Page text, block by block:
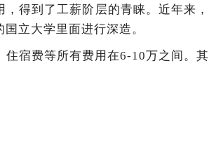
得到了工薪阶层的青睐。近年来，
立大学里面进行深造。
宿费等所有费用在6-10万之间。其